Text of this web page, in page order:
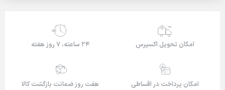
امکان تحویل اکسپرس
24/7
۲۴ ساعته، ۷ روز هفته
امکان پرداخت در اقساطی هفت روز ضمانت بازگشت کالا